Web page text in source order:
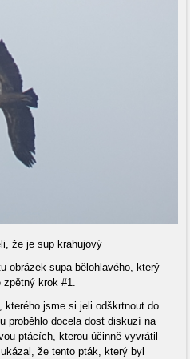
že je sup krahujový
obrázek supa bělohlavého, který
zpětný krok #1.
jsme si jeli odškrtnout do
proběhlo docela dost diskuzí na
ptácích, kterou účinně vyvrátil
že tento pták, který byl